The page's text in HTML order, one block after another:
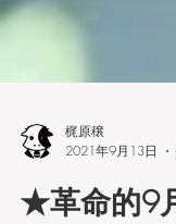
2021年9月13日